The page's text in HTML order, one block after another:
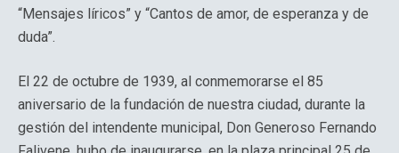
“Mensajes líricos” y “Cantos de amor, de esperanza y de
duda”.
El 22 de octubre de 1939, al conmemorarse el 85
aniversario de la fundación de nuestra ciudad, durante la
gestión del intendente municipal, Don Generoso Fernando